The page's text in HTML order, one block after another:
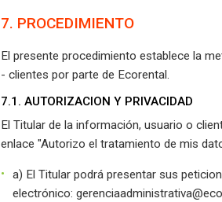
7. PROCEDIMIENTO
El presente procedimiento establece la
- clientes por parte de Ecorental.
7.1. AUTORIZACION Y PRIVACIDAD
El Titular de la información, usuario o
enlace "Autorizo el tratamiento de mis
a) El Titular podrá presentar sus
electrónico: